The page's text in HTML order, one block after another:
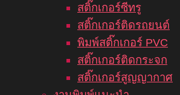
สติ๊กเกอร์ซีทรู
สติ๊กเกอร์ติดรถยนต์
พิมพ์สติ๊กเกอร์ PVC
สติ๊กเกอร์ติดกระจก
สติ๊กเกอร์สูญญากาศ